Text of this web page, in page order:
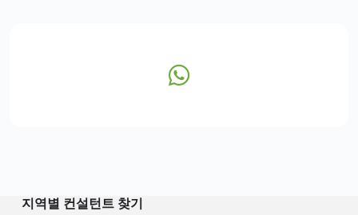
지역별 컨설턴트 찾기